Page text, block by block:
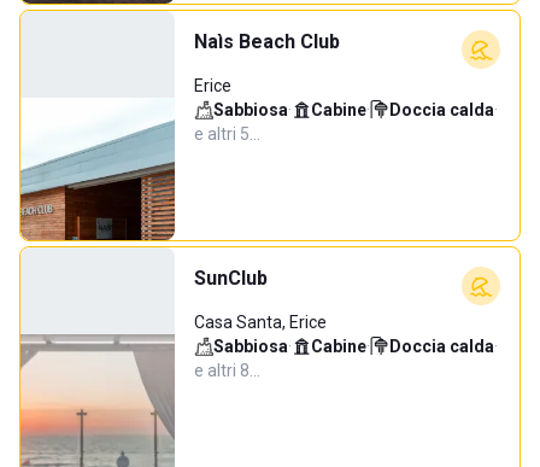
Naìs Beach Club
Erice
Sabbiosa· Cabine· Doccia calda·
e altri 5…
SunClub
Casa Santa, Erice
Sabbiosa· Cabine· Doccia calda·
e altri 8…